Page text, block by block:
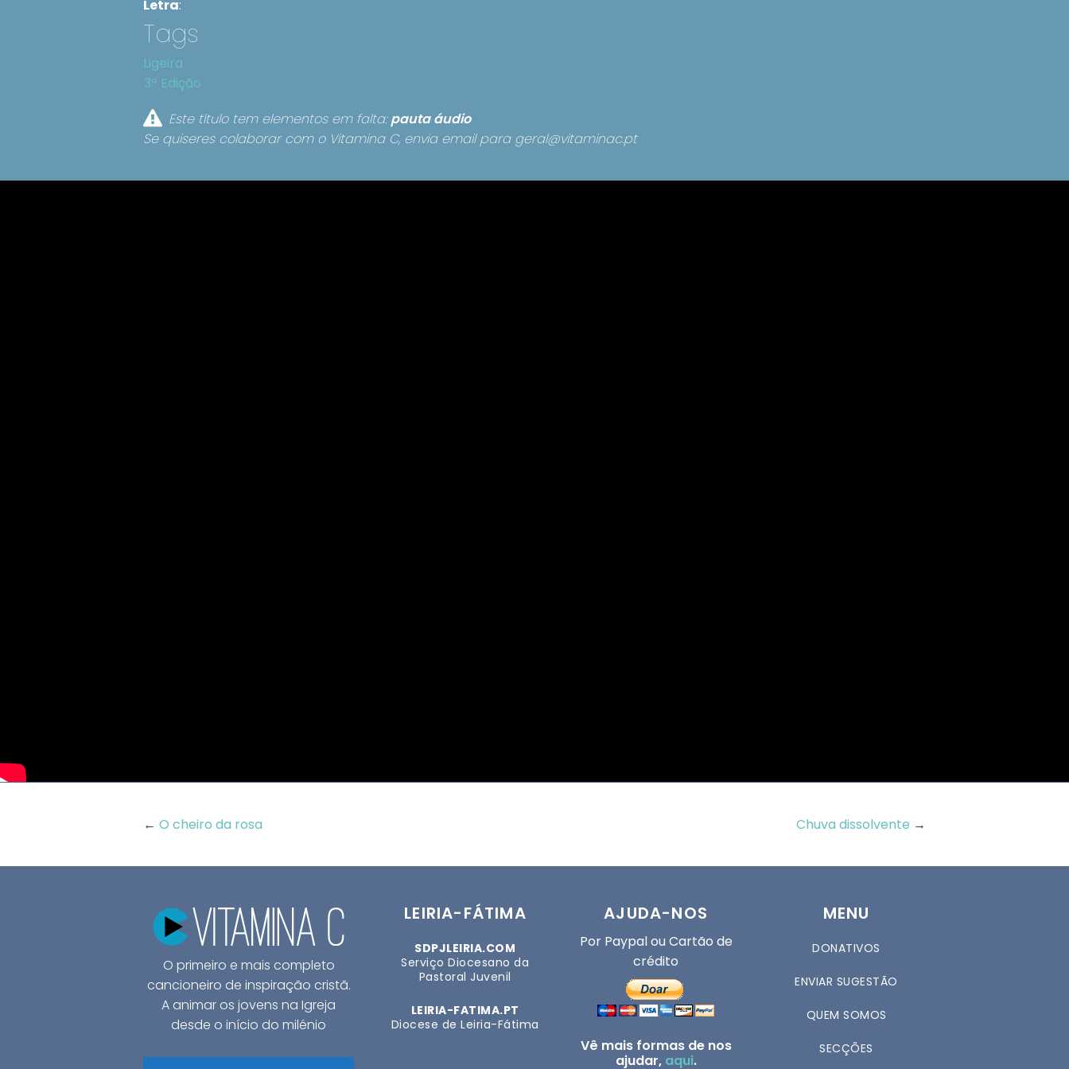
Letra:
Tags
Ligeira
3ª Edição
Este título tem elementos em falta:pautaáudio
Se quiseres colaborar com o Vitamina C, envia email para geral@vitaminac.pt
← O cheiro da rosa Chuva dissolvente →
O primeiro e mais completo
cancioneiro de inspiração cristã.
A animar os jovens na Igreja
desde o início do milénio
LEIRIA-FÁTIMA
SDPJLEIRIA.COM
Serviço Diocesano da
Pastoral Juvenil
LEIRIA-FATIMA.PT
Diocese de Leiria-Fátima
AJUDA-NOS
Por Paypal ou Cartão de
crédito
Vê mais formas de nos
ajudar, aqui.
MENU
DONATIVOS
ENVIAR SUGESTÃO
QUEM SOMOS
SECÇÕES